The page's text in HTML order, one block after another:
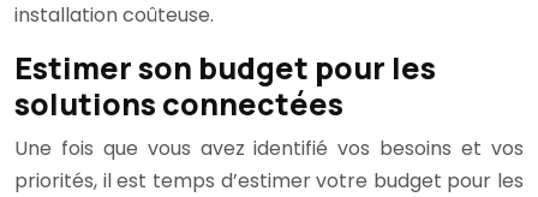
installation coûteuse.
Estimer son budget pour les
solutions connectées
Une fois que vous avez identifié vos besoins et vos
priorités, il est temps d’estimer votre budget pour les